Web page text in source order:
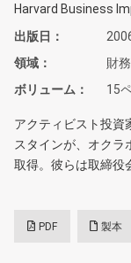
Harvard Business
出版日
領域
財務
ボリューム
15
アクティビスト投資
スタインが、オクラ
取得。彼らは取締役
PDF 製本